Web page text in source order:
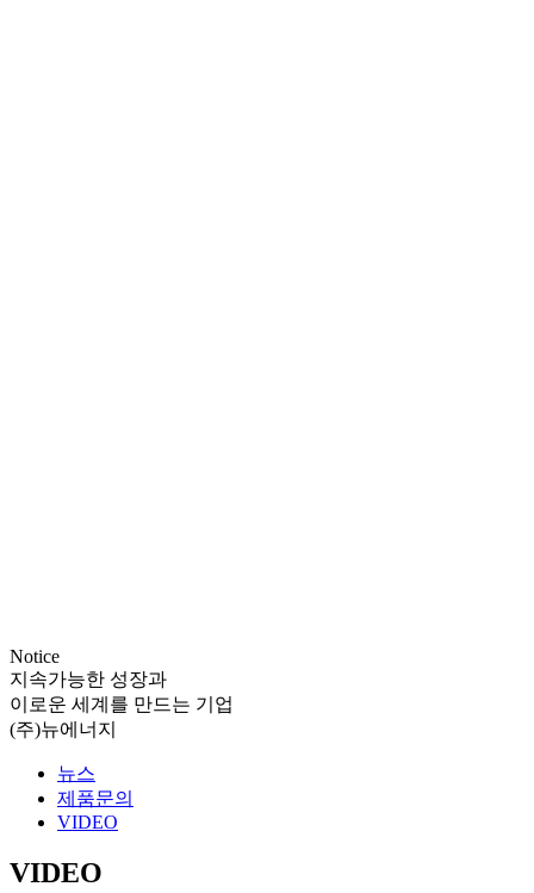
Notice
지속가능한 성장과
이로운 세계를 만드는 기업
(주)뉴에너지
뉴스
제품문의
VIDEO
VIDEO